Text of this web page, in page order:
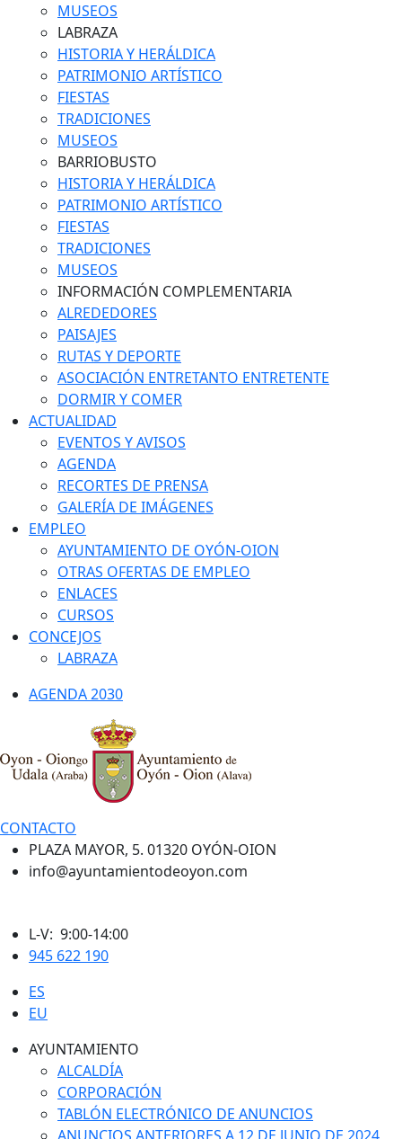
MUSEOS
LABRAZA
HISTORIA Y HERÁLDICA
PATRIMONIO ARTÍSTICO
FIESTAS
TRADICIONES
MUSEOS
BARRIOBUSTO
HISTORIA Y HERÁLDICA
PATRIMONIO ARTÍSTICO
FIESTAS
TRADICIONES
MUSEOS
INFORMACIÓN COMPLEMENTARIA
ALREDEDORES
PAISAJES
RUTAS Y DEPORTE
ASOCIACIÓN ENTRETANTO ENTRETENTE
DORMIR Y COMER
ACTUALIDAD
EVENTOS Y AVISOS
AGENDA
RECORTES DE PRENSA
GALERÍA DE IMÁGENES
EMPLEO
AYUNTAMIENTO DE OYÓN-OION
OTRAS OFERTAS DE EMPLEO
ENLACES
CURSOS
CONCEJOS
LABRAZA
AGENDA 2030
CONTACTO
PLAZA MAYOR, 5. 01320 OYÓN-OION
info@ayuntamientodeoyon.com
L-V: 9:00-14:00
945 622 190
ES
EU
AYUNTAMIENTO
ALCALDÍA
CORPORACIÓN
TABLÓN ELECTRÓNICO DE ANUNCIOS